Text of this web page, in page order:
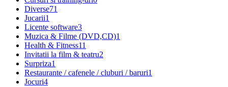
Diverse71
Jucarii1
Licente software3
Muzica & Filme (DVD,CD)1
Health & Fitness11
Invitatii la film & teatru2
Surpriza1
Restaurante / cafenele / cluburi / baruri1
Jocuri4